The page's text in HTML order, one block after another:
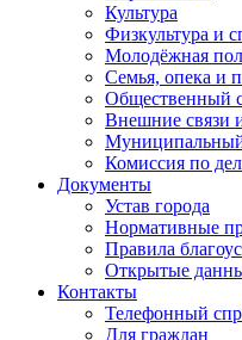
Культура
Физкультура и
Молодёжная
Семья, опека и
Общественный
Внешние связи
Комиссия по
Документы
Устав города
Нормативные
Правила
Открытые
Контакты
Телефонный
Для граждан